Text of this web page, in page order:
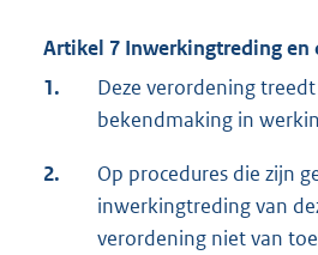
Artikel 7 Inwerkingtreding en
1.
Deze verordening
bekendmaking in
2.
Op procedures die zijn
inwerkingtreding van
verordening niet van